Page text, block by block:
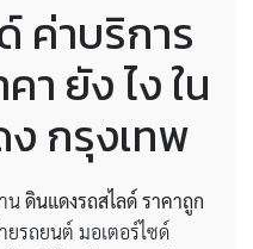
ค่าบริการ
า ยัง ไง ใน
กรุงเทพ
นดินแดงรถสไลด์ ราคาถูก
ยรถยนต์ มอเตอร์ไซด์